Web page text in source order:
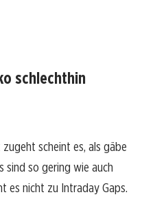
schlechthin
scheint es, als gäbe
sind so gering wie auch
es nicht zu Intraday Gaps.